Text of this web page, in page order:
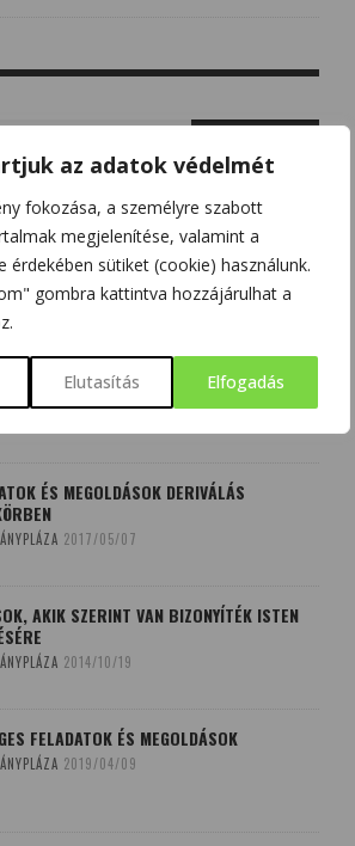
az adatok védelmét
fokozása, a személyre szabott
megjelenítése, valamint a
érdekében sütiket (cookie) használunk.
gombra kattintva hozzájárulhat a
Elutasítás Elfogadás
HOZZÁSZÓLÁS
2017/05/23
ÉS MEGOLDÁSOK DERIVÁLÁS
2017/05/07
AKIK SZERINT VAN BIZONYÍTÉK ISTEN
2014/10/19
FELADATOK ÉS MEGOLDÁSOK
2019/04/09